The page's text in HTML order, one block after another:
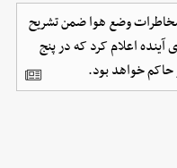
وضع هوا ضمن تشریح
اعلام کرد که در پنج
حاکم خواهد بود.